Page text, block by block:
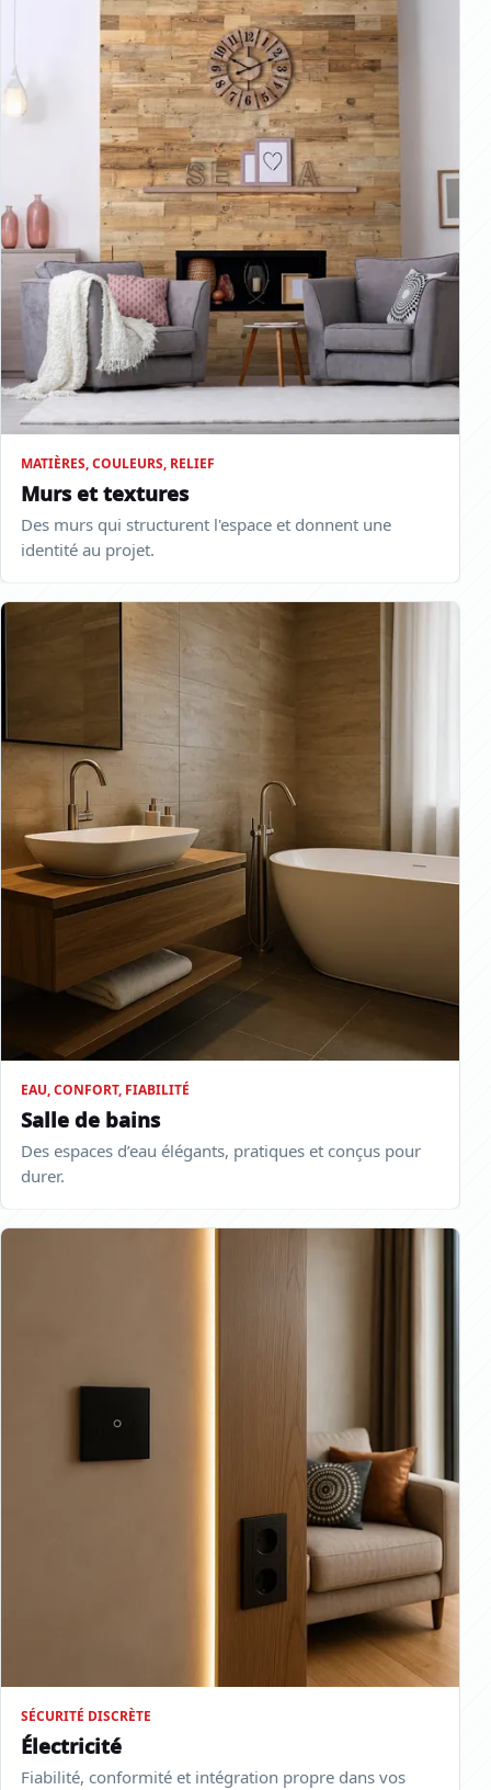
MATIÈRES, COULEURS, RELIEF
Murs et textures
Des murs qui structurent l'espace et donnent une
identité au projet.
EAU, CONFORT, FIABILITÉ
Salle de bains
Des espaces d’eau élégants, pratiques et conçus pour
durer.
SÉCURITÉ DISCRÈTE
Électricité
Fiabilité, conformité et intégration propre dans vos